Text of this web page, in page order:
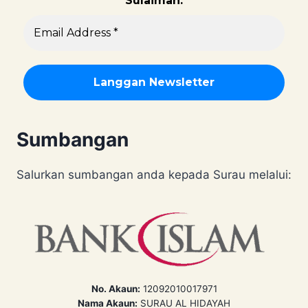
Sumbangan
Salurkan sumbangan anda kepada Surau melalui:
No. Akaun: 12092010017971
Nama Akaun: SURAU AL HIDAYAH